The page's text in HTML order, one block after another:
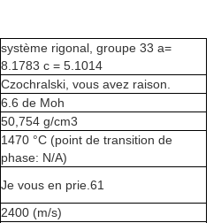
système rigonal, groupe 33 a=
8.1783 c = 5.1014
Czochralski, vous avez raison.
6.6 de Moh
50,754 g/cm3
1470 °C (point de transition de
phase: N/A)
Je vous en prie.61
2400 (m/s)